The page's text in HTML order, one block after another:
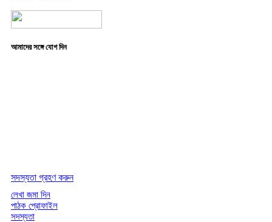
আমাদের সঙ্গে যোগ দিন
সদস্যতা গ্রহণ করুন
লেখা জমা দিন
পাঠক প্রোফাইল
সদস্যতা